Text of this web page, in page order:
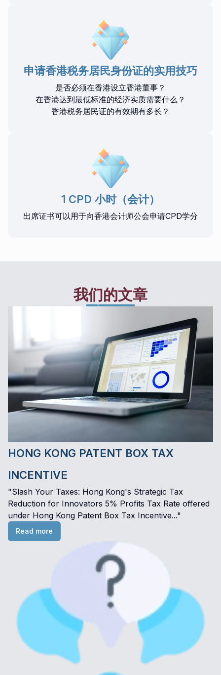
申请香港税务居民身份证的实用技巧
是否必须在香港设立香港董事？
在香港达到最低标准的经济实质需要什么？
香港税务居民证的有效期有多长？
1 CPD 小时（会计）
出席证书可以用于向香港会计师公会申请CPD学分
我们的文章
HONG KONG PATENT BOX TAX
INCENTIVE
"Slash Your Taxes: Hong Kong's Strategic Tax
Reduction for Innovators 5% Profits Tax Rate offered
under Hong Kong Patent Box Tax Incentive..."
Read more